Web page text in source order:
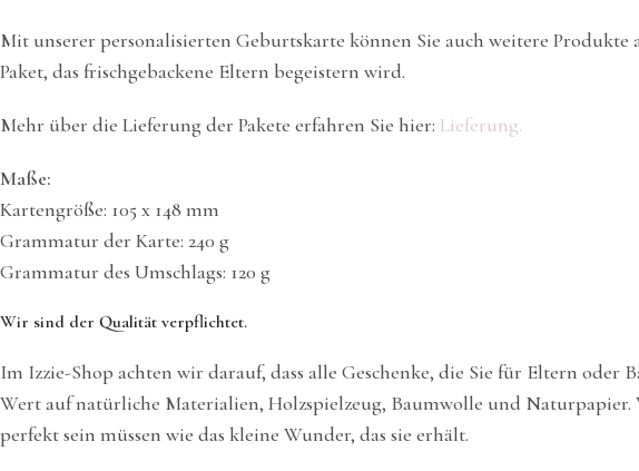
Mit unserer personalisierten Geburtskarte können Sie auch weitere
Paket, das frischgebackene Eltern begeistern wird.
Mehr über die Lieferung der Pakete erfahren Sie hier: Lieferung.
Maße:
Kartengröße: 105 x 148 mm
Grammatur der Karte: 240 g
Grammatur des Umschlags: 120 g
Wir sind der Qualität verpflichtet.
Im Izzie-Shop achten wir darauf, dass alle Geschenke, die Sie für Eltern
Wert auf natürliche Materialien, Holzspielzeug, Baumwolle und Naturpapier.
perfekt sein müssen wie das kleine Wunder, das sie erhält.